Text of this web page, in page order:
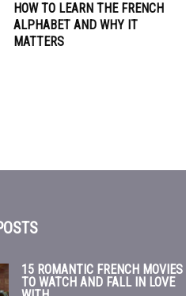
HOW TO LEARN THE FRENCH
ALPHABET AND WHY IT
MATTERS
15 ROMANTIC FRENCH MOVIES
TO WATCH AND FALL IN LOVE